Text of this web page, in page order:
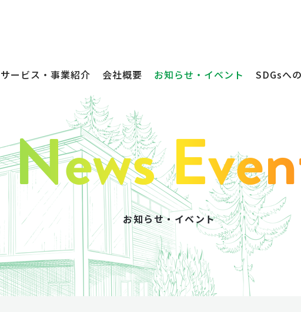
サービス・事業紹介
不動産売買
会社概要 お知らせ・イベント SDGsへ
お知らせ・イベント